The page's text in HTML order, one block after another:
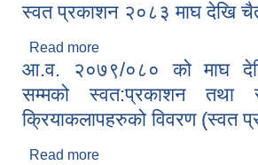
स्वत प्रकाशन २०८३ माघ देखि
Read more
आ.व. २०७९/०८० को माघ
सम्मको स्वत:प्रकाशन तथा
क्रियाकलापहरुको विवरण (स्वत
Read more